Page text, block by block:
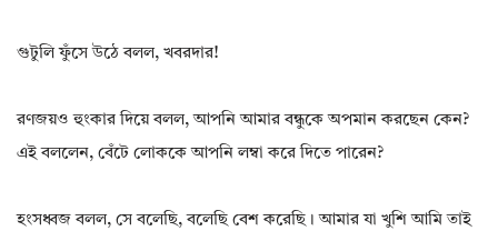
গুটুলি ফুঁসে উঠে বলল, খবরদার!
রণজয়ও হুংকার দিয়ে বলল, আপনি আমার বন্ধুকে অপমান করছেন কেন?
এই বললেন, বেঁটে লোককে আপনি লম্বা করে দিতে পারেন?
হংসধ্বজ বলল, সে বলেছি, বলেছি বেশ করেছি। আমার যা খুশি আমি তাই